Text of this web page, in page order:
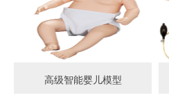
高级智能婴儿模型